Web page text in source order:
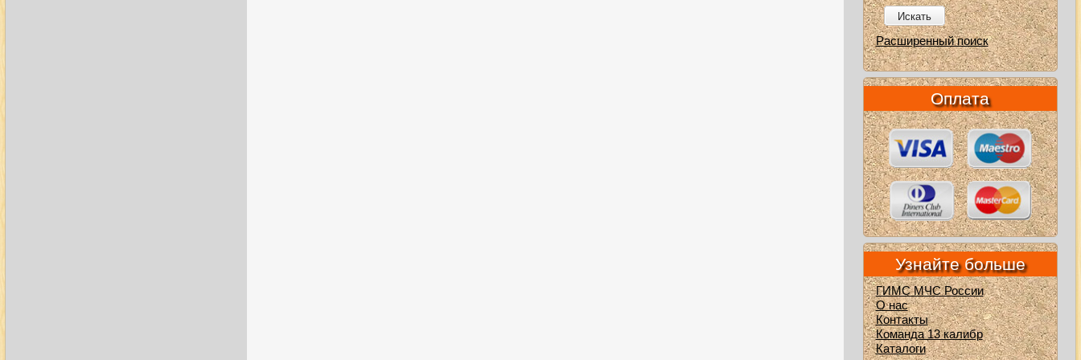
Искать
Расширенный поиск
Оплата
Узнайте больше
ГИМС МЧС России
О нас
Контакты
Команда 13 калибр
Каталоги